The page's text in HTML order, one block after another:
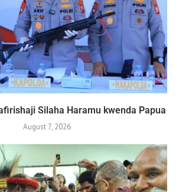
Silaha Haramu kwenda Papua
August 7, 2026